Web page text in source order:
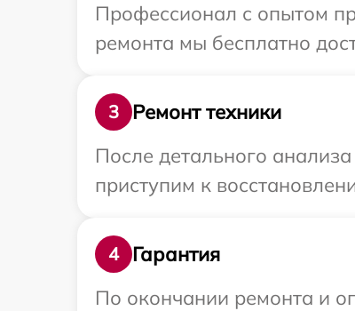
Профессионал с опытом
ремонта мы бесплатно
3
Ремонт техники
После детального
приступим к
4
Гарантия
По окончании ремонта и